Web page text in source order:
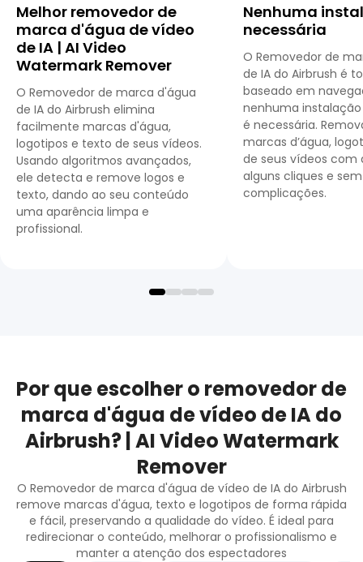
Melhor removedor de
marca d'água de vídeo
de IA | AI Video
Watermark Remover
O Removedor de marca d'água
de IA do Airbrush elimina
facilmente marcas d'água,
logotipos e texto de seus vídeos.
Usando algoritmos avançados,
ele detecta e remove logos e
texto, dando ao seu conteúdo
uma aparência limpa e
profissional.
Nenhuma
necessária
O Removedor de
de IA do Airbrush é
baseado em
nenhuma
é necessária.
marcas d’água,
de seus vídeos com
alguns cliques e sem
complicações.
Por que escolher o removedor de
marca d'água de vídeo de IA do
Airbrush? | AI Video Watermark
Remover
O Removedor de marca d'água de vídeo de IA do Airbrush
remove marcas d'água, texto e logotipos de forma rápida
e fácil, preservando a qualidade do vídeo. É ideal para
redirecionar o conteúdo, melhorar o profissionalismo e
manter a atenção dos espectadores